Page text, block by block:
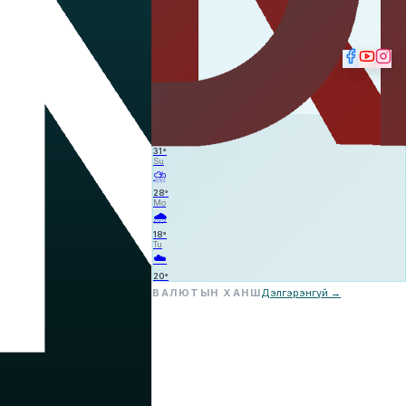
31°
Su
⛈️
28°
Mo
🌧️
18°
Tu
☁️
20°
ВАЛЮТЫН ХАНШДэлгэрэнгүй →